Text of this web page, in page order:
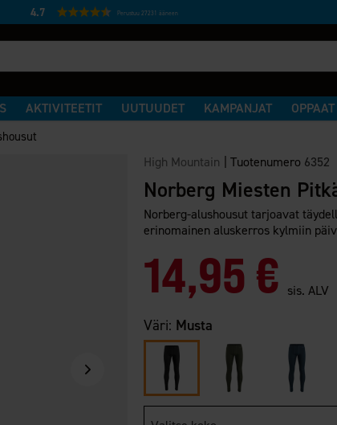
4.7 Perustuu 27231 ääneen
AKTIVITEETIT UUTUUDET KAMPANJAT OPPAAT
High Mountain |Tuotenumero 6352
Norberg Miesten
Norberg-alushousut tarjoavat
erinomainen aluskerros kylmiin
14,95 € sis. ALV
Väri: Musta